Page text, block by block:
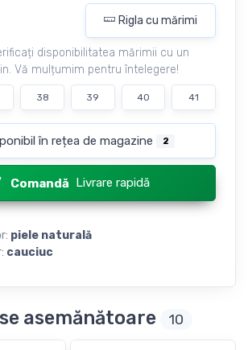
Rigla cu mărimi
disponibilitatea mărimii cu un
Vă mulțumim pentru întelegere!
38 39 40 41
în rețea de magazine 2
Comandă Livrare rapidă
piele naturală
cauciuc
asemănătoare 10